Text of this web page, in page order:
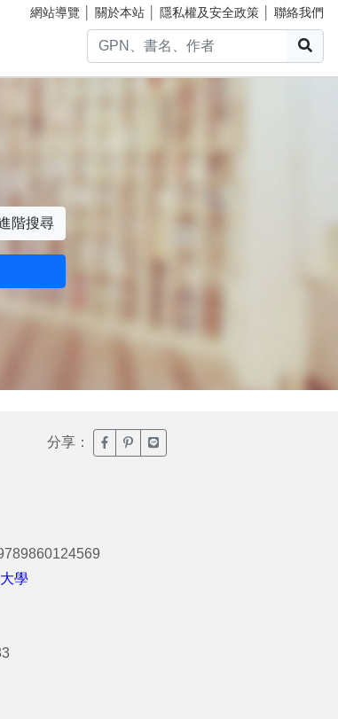
網站導覽 關於本站 隱私權及安全政策 聯絡我們
階搜尋
分享： 臉書分享(另開新視窗)
噗浪分享(另開新視窗)
Line分享(另開新視窗)
學